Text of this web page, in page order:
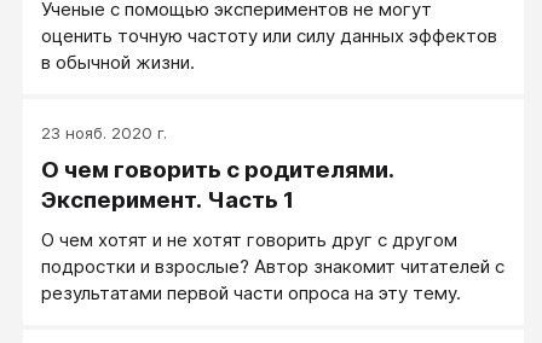
Ученые с помощью экспериментов не могут
оценить точную частоту или силу данных эффектов
в обычной жизни.
23 нояб. 2020 г.
О чем говорить с родителями.
Эксперимент. Часть 1
О чем хотят и не хотят говорить друг с другом
подростки и взрослые? Автор знакомит читателей с
результатами первой части опроса на эту тему.